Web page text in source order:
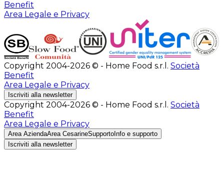
Benefit
Area Legale e Privacy
Copyright 2004-2026 © - Home Food s.r.l. Società
Benefit
Area Legale e Privacy
Iscriviti alla newsletter
Copyright 2004-2026 © - Home Food s.r.l. Società
Benefit
Area Legale e Privacy
Area AziendaArea CesarineSupporto Info e supporto
Iscriviti alla newsletter